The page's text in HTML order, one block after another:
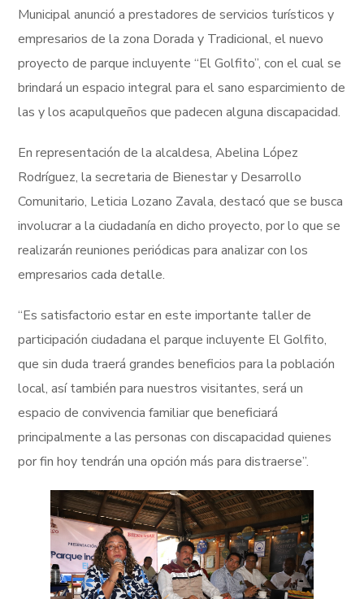
Municipal anunció a prestadores de servicios turísticos y
empresarios de la zona Dorada y Tradicional, el nuevo
proyecto de parque incluyente “El Golfito”, con el cual se
brindará un espacio integral para el sano esparcimiento de
las y los acapulqueños que padecen alguna discapacidad.
En representación de la alcaldesa, Abelina López
Rodríguez, la secretaria de Bienestar y Desarrollo
Comunitario, Leticia Lozano Zavala, destacó que se busca
involucrar a la ciudadanía en dicho proyecto, por lo que se
realizarán reuniones periódicas para analizar con los
empresarios cada detalle.
“Es satisfactorio estar en este importante taller de
participación ciudadana el parque incluyente El Golfito,
que sin duda traerá grandes beneficios para la población
local, así también para nuestros visitantes, será un
espacio de convivencia familiar que beneficiará
principalmente a las personas con discapacidad quienes
por fin hoy tendrán una opción más para distraerse”.